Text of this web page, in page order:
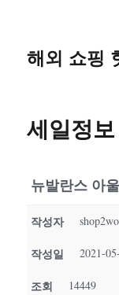
해외 쇼핑
세일정보
뉴발란스 아
작성자
작성일 2021-
조회 14449